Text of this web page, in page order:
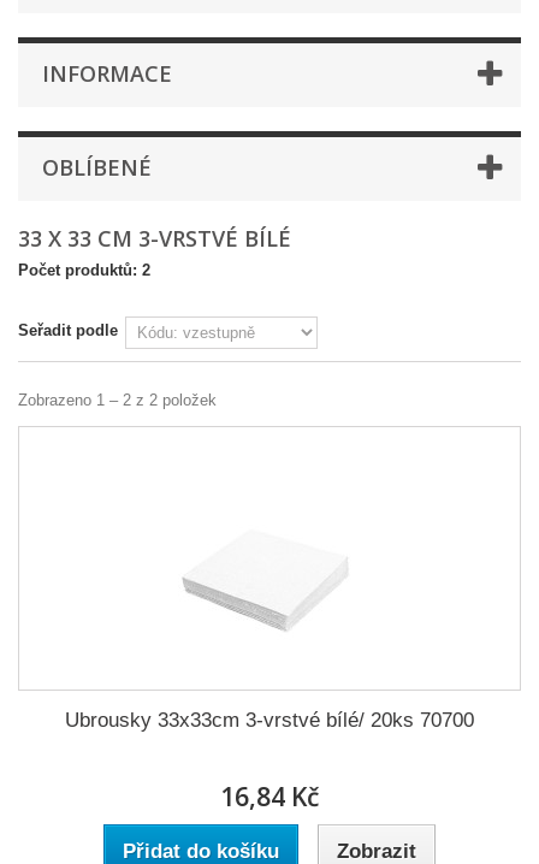
INFORMACE
OBLÍBENÉ
33 X 33 CM 3-VRSTVÉ BÍLÉ
Počet produktů: 2
Seřadit podle
Zobrazeno 1 – 2 z 2 položek
Ubrousky 33x33cm 3-vrstvé bílé/ 20ks 70700
16,84 Kč
Přidat do košíku Zobrazit